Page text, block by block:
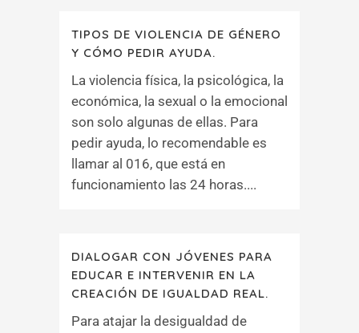
TIPOS DE VIOLENCIA DE GÉNERO
Y CÓMO PEDIR AYUDA.
La violencia física, la psicológica, la
económica, la sexual o la emocional
son solo algunas de ellas. Para
pedir ayuda, lo recomendable es
llamar al 016, que está en
funcionamiento las 24 horas....
DIALOGAR CON JÓVENES PARA
EDUCAR E INTERVENIR EN LA
CREACIÓN DE IGUALDAD REAL.
Para atajar la desigualdad de